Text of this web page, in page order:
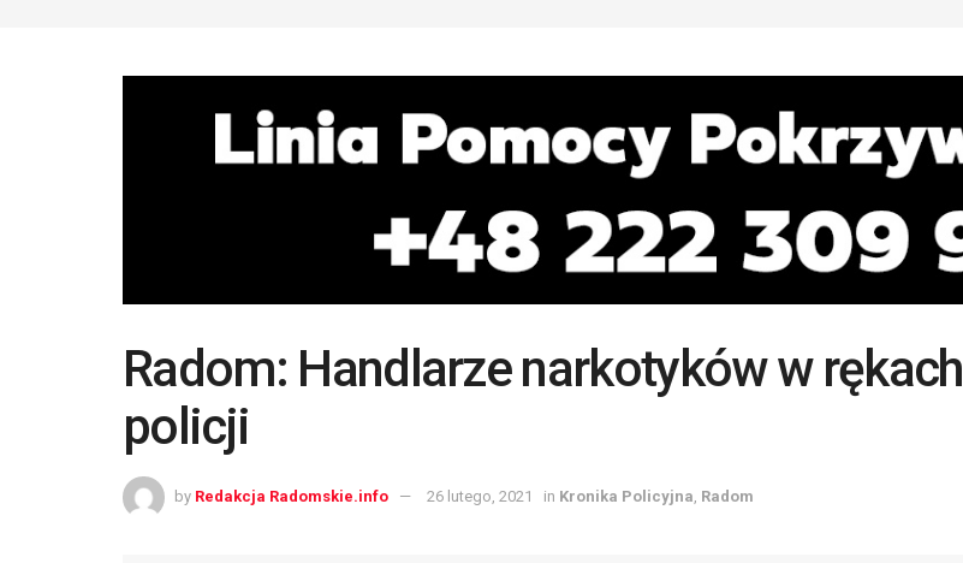
Radom: Handlarze narkotyków w rękach
policji
by Redakcja Radomskie.info 26 lutego, 2021 in Kronika Policyjna Radom